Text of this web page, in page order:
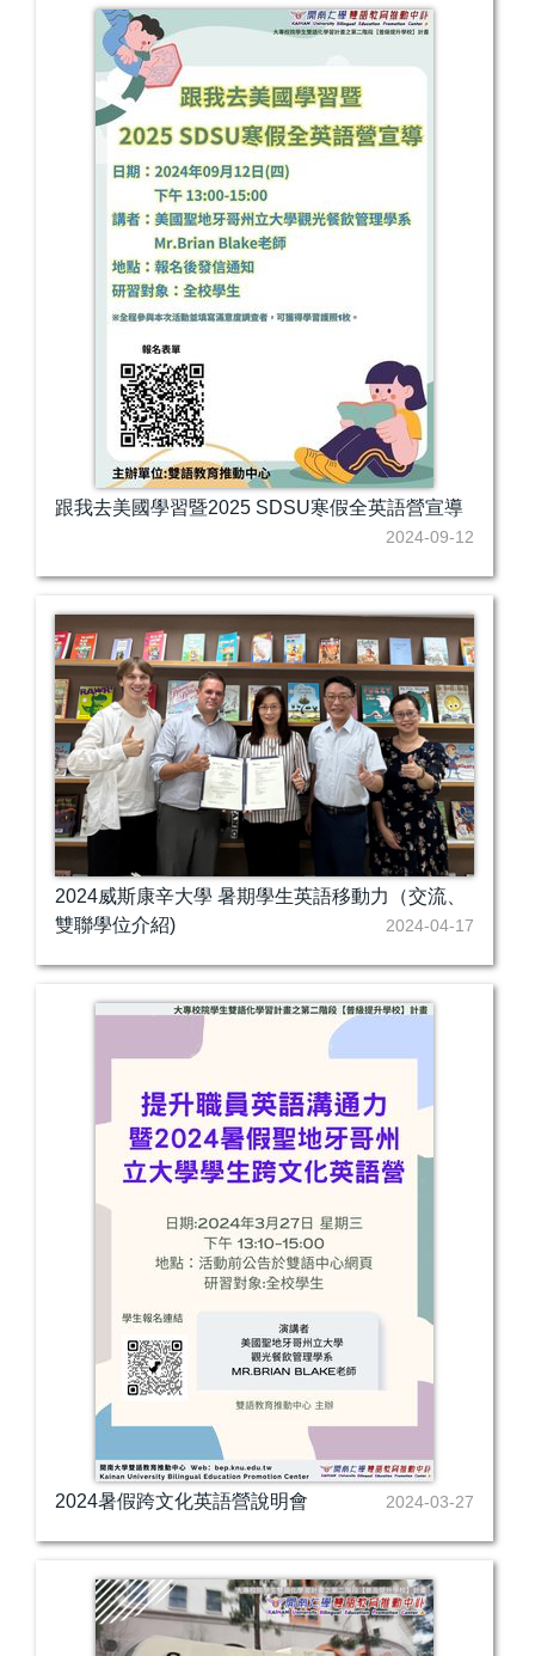
跟我去美國學習暨2025 SDSU寒假全英語營宣導
2024-09-12
2024威斯康辛大學 暑期學生英語移動力（交流、
雙聯學位介紹)
2024-04-17
2024暑假跨文化英語營說明會 2024-03-27